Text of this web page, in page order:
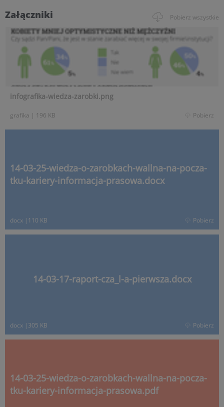
Załączniki Pobierz wszystkie
infografika-wiedza-zarobki.png
grafika | 196 KB Pobierz
14-03-25-wiedza-o-zarobkach-wallna-na-pocza-
tku-kariery-informacja-prasowa.docx
docx | 110 KB Pobierz
14-03-17-raport-cza_l-a-pierwsza.docx
docx | 305 KB Pobierz
14-03-25-wiedza-o-zarobkach-wallna-na-pocza-
tku-kariery-informacja-prasowa.pdf